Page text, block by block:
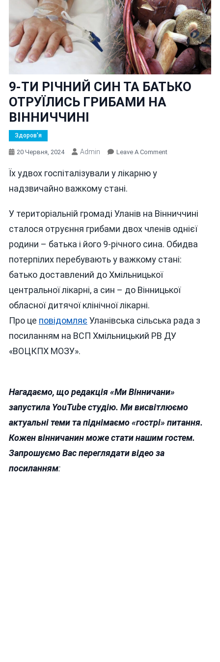
9-ТИ РІЧНИЙ СИН ТА БАТЬКО
ОТРУЇЛИСЬ ГРИБАМИ НА
ВІННИЧЧИНІ
Здоров'я
20 Червня, 2024 Admin Leave A CommentOn
ОТРУЇЛИСЬ
ГРИБАМИ
ВІННИЧЧИНІ
Їх удвох госпіталізували у лікарню у
надзвичайно важкому стані.
У територіальній громаді Уланів на Вінниччині
сталося отруєння грибами двох членів однієї
родини – батька і його 9-річного сина. Обидва
потерпілих перебувають у важкому стані:
батько доставлений до Хмільницької
центральної лікарні, а син – до Вінницької
обласної дитячої клінічної лікарні.
Про це повідомляє Уланівська сільська рада з
посиланням на ВСП Хмільницький РВ ДУ
«ВОЦКПХ МОЗУ».
Нагадаємо, що редакція «Ми Вінничани»
запустила YouTube студію. Ми висвітлюємо
актуальні теми та піднімаємо «гострі» питання.
Кожен вінничанин може стати нашим гостем.
Запрошуємо Вас переглядати відео за
посиланням: